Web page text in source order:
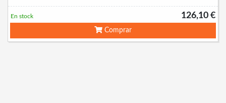
126,10 €
En stock
Comprar